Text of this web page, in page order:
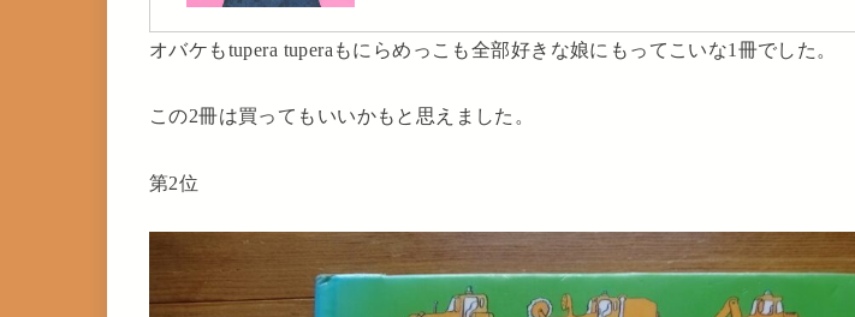
オバケもtupera tuperaもにらめっこも全部好きな娘にもってこいな1冊でした。
この2冊は買ってもいいかもと思えました。
第2位